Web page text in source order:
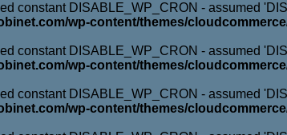
constant DISABLE_WP_CRON - assumed
wp-content/themes/
constant DISABLE_WP_CRON - assumed
wp-content/themes/
constant DISABLE_WP_CRON - assumed
wp-content/themes/